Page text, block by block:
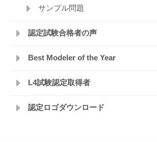
サンプル問題
認定試験合格者の声
Best Modeler of the Year
L4試験認定取得者
認定ロゴダウンロード